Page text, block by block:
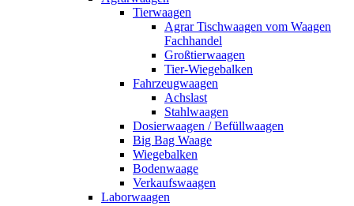
Tierwaagen
Agrar Tischwaagen vom Waagen
Fachhandel
Großtierwaagen
Tier-Wiegebalken
Fahrzeugwaagen
Achslast
Stahlwaagen
Dosierwaagen / Befüllwaagen
Big Bag Waage
Wiegebalken
Bodenwaage
Verkaufswaagen
Laborwaagen